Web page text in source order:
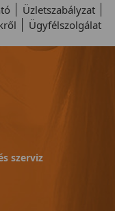
Üzletszabályzat
Ügyfélszolgálat
szerviz